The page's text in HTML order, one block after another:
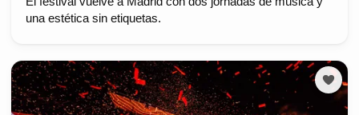
una estética sin etiquetas.